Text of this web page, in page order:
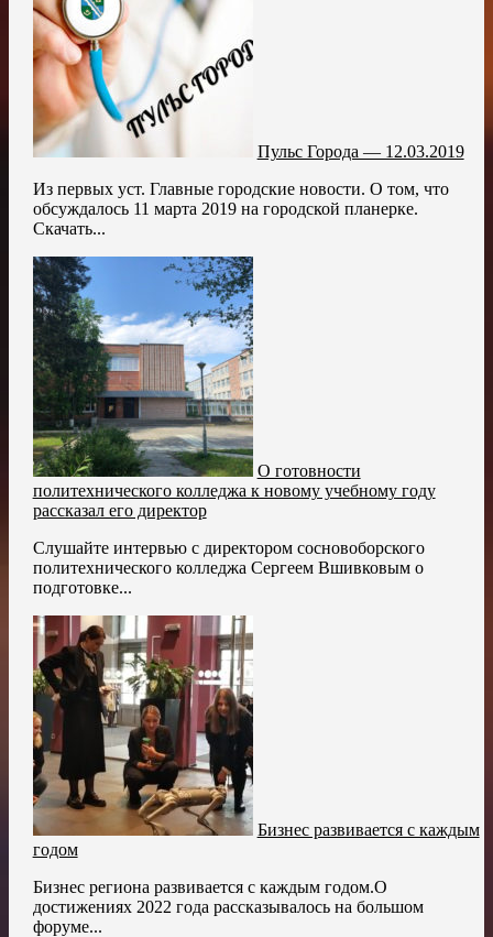
Пульс Города — 12.03.2019
Из первых уст. Главные городские новости. О том, что
обсуждалось 11 марта 2019 на городской планерке.
Скачать...
О готовности
политехнического колледжа к новому учебному году
рассказал его директор
Слушайте интервью с директором сосновоборского
политехнического колледжа Сергеем Вшивковым о
подготовке...
Бизнес развивается с каждым
годом
Бизнес региона развивается с каждым годом.О
достижениях 2022 года рассказывалось на большом
форуме...